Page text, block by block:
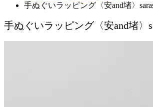
手ぬぐいラッピング〈安and堵〉
手ぬぐいラッピング〈安and堵〉